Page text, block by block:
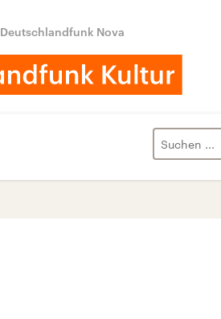
Deutschlandfunk Nova